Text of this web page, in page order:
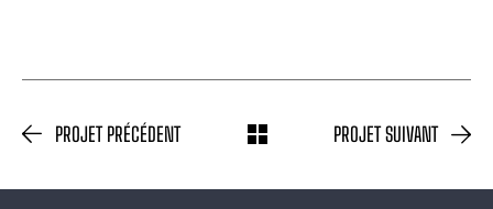
PROJET PRÉCÉDENT PROJET SUIVANT